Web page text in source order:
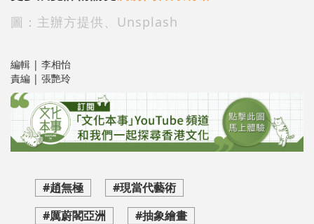
圖：主辦方提供、Unsplash
編輯 | 李相怡
責編 | 張艷玲
#趙無極
#現當代藝術
#厲蔚閣亞洲
#抽象繪畫